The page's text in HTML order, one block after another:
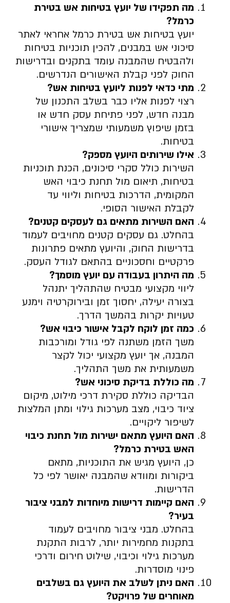
מה תפקידו של יועץ בטיחות אש בטירת
כרמל?
יועץ בטיחות אש בטירת כרמל אחראי לאתר
סיכוני אש במבנים, להכין תוכניות בטיחות
ולהבטיח שהמבנה עומד בתקנים ובדרישות
החוק לפני קבלת האישורים הנדרשים.
מתי כדאי לפנות ליועץ בטיחות אש?
רצוי לפנות אליו כבר בשלב התכנון של
מבנה חדש, לפני פתיחת עסק חדש או
בזמן שיפוץ משמעותי שמצריך אישורי
בטיחות.
אילו שירותים היועץ מספק?
השירות כולל סקרי סיכונים, הכנת תוכניות
בטיחות, תיאום מול תחנת כיבוי האש
המקומית, הדרכות בטיחות וליווי עד
לקבלת האישור הסופי.
האם השירות מתאים גם לעסקים קטנים?
בהחלט. גם עסקים קטנים מחויבים לעמוד
בדרישות החוק, והיועץ מתאים פתרונות
פרקטיים וחסכוניים בהתאם לגודל העסק.
מה היתרון בעבודה עם יועץ מוסמך?
ליווי מקצועי מבטיח שהתהליך יתנהל
בצורה יעילה, יחסוך זמן ובירוקרטיה וימנע
טעויות יקרות בהמשך הדרך.
כמה זמן לוקח לקבל אישור כיבוי אש?
משך הזמן משתנה לפי גודל ומורכבות
המבנה, אך יועץ מקצועי יכול לקצר
משמעותית את משך התהליך.
מה כוללת בדיקת סיכוני אש?
הבדיקה כוללת סקירת דרכי מילוט, מיקום
ציוד כיבוי, מצב מערכות גילוי ומתן המלצות
לשיפור ליקויים.
האם היועץ מתאם ישירות מול תחנת כיבוי
האש בטירת כרמל?
כן, היועץ מגיש את התוכניות, מתאם
ביקורות ומוודא שהמבנה יאושר לפי כל
הדרישות.
האם קיימות דרישות מיוחדות למבני ציבור
בעיר?
בהחלט. מבני ציבור מחויבים לעמוד
בתקנות מחמירות יותר, לרבות התקנת
מערכות גילוי וכיבוי, שילוט חירום ודרכי
פינוי מוסדרות.
האם ניתן לשלב את היועץ גם בשלבים
מאוחרים של פרויקט?